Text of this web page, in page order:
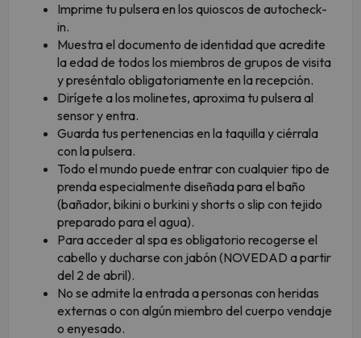
Imprime tu pulsera en los quioscos de autocheck-
in.
Muestra el documento de identidad que acredite
la edad de todos los miembros de grupos de visita
y preséntalo obligatoriamente en la recepción.
Dirígete a los molinetes, aproxima tu pulsera al
sensor y entra.
Guarda tus pertenencias en la taquilla y ciérrala
con la pulsera.
Todo el mundo puede entrar con cualquier tipo de
prenda especialmente diseñada para el baño
(bañador, bikini o burkini y shorts o slip con tejido
preparado para el agua).
Para acceder al spa es obligatorio recogerse el
cabello y ducharse con jabón (NOVEDAD a partir
del 2 de abril).
No se admite la entrada a personas con heridas
externas o con algún miembro del cuerpo vendaje
o enyesado.